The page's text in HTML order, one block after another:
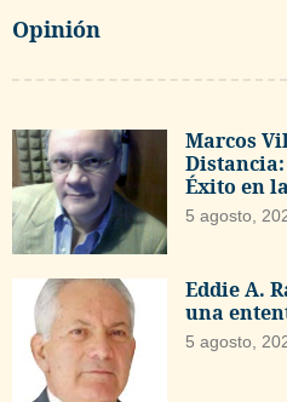
Opinión
Marcos
Éxito en
5 agosto,
Eddie A.
una
5 agosto,